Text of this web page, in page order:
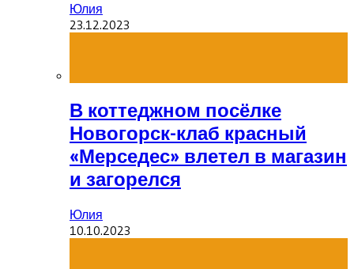
Юлия
23.12.2023
В коттеджном посёлке
Новогорск-клаб красный
«Мерседес» влетел в магазин
и загорелся
Юлия
10.10.2023